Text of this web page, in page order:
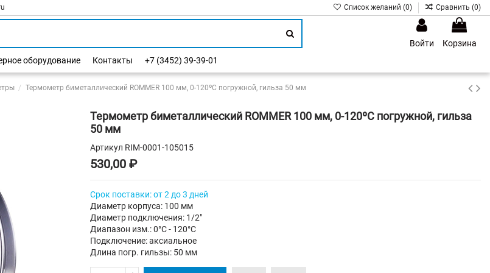
Список желаний (0) Сравнить (0)
Войти
Корзина
оборудование Контакты +7 (3452) 39-39-01
Термометр биметаллический ROMMER 100 мм, 0-120ºС погружной, гильза 50 мм
Термометр биметаллический ROMMER 100 мм, 0-120ºС погружной, гильза
50 мм
Артикул RIM-0001-105015
530,00 ₽
Срок поставки: от 2 до 3 дней
Диаметр корпуса: 100 мм
Диаметр подключения: 1/2"
Диапазон изм.: 0°C - 120°C
Подключение: аксиальное
Длина погр. гильзы: 50 мм